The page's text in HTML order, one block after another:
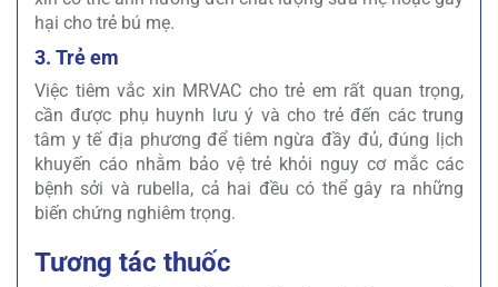
hại cho trẻ bú mẹ.
3. Trẻ em
Việc tiêm vắc xin MRVAC cho trẻ em rất quan trọng,
cần được phụ huynh lưu ý và cho trẻ đến các trung
tâm y tế địa phương để tiêm ngừa đầy đủ, đúng lịch
khuyến cáo nhằm bảo vệ trẻ khỏi nguy cơ mắc các
bệnh sởi và rubella, cả hai đều có thể gây ra những
biến chứng nghiêm trọng.
Tương tác thuốc